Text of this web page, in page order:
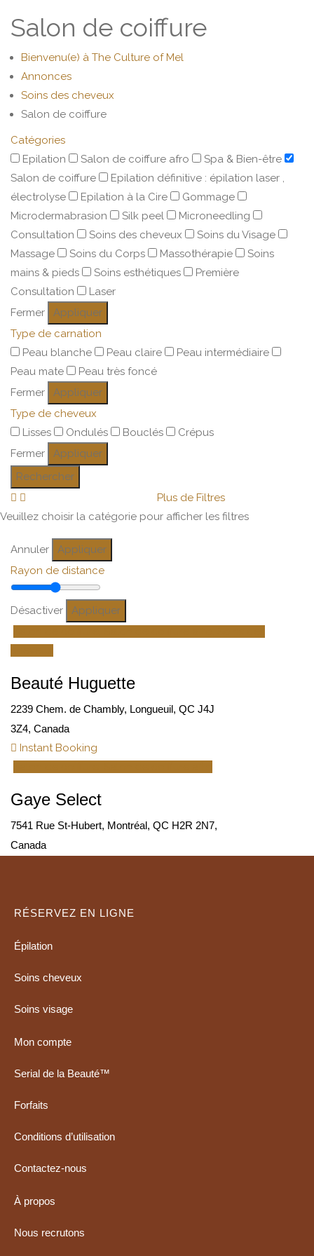
Salon de coiffure
Bienvenu(e) à The Culture of Mel
Annonces
Soins des cheveux
Salon de coiffure
Catégories
Epilation
Salon de coiffure afro
Spa & Bien-être
Salon de coiffure
Epilation définitive : épilation laser ,
électrolyse
Epilation à la Cire
Gommage
Microdermabrasion
Silk peel
Microneedling
Consultation
Soins des cheveux
Soins du Visage
Massage
Soins du Corps Massothérapie
Soins
mains & pieds
Soins esthétiques
Première
Consultation
Laser
Fermer
Appliquer
Type de carnation
Peau blanche
Peau claire
Peau intermédiaire
Peau mate
Peau très foncé
Fermer
Appliquer
Type de cheveux
Lisses
Ondulés Bouclés
Crépus
Fermer
Appliquer
Rechercher
Plus de Filtres
Veuillez choisir la catégorie pour afficher les filtres
Annuler
Appliquer
Rayon de distance
Désactiver
Appliquer
Beauté Huguette
2239 Chem. de Chambly, Longueuil, QC J4J
3Z4, Canada
Instant Booking
Gaye Select
7541 Rue St-Hubert, Montréal, QC H2R 2N7,
Canada
RÉSERVEZ EN LIGNE
Épilation
Soins cheveux
Soins visage
Mon compte
Serial de la Beauté™
Forfaits
Conditions d’utilisation
Contactez-nous
À propos
Nous recrutons